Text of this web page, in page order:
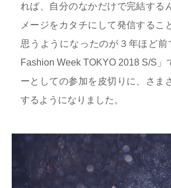
れば、自分のなかだけで完結する
メージをカタチにして発信するこ
思うようになったのが３年ほど前
Fashion Week TOKYO 2018 S/S」
ーとしての参加を皮切りに、さま
するようになりました。